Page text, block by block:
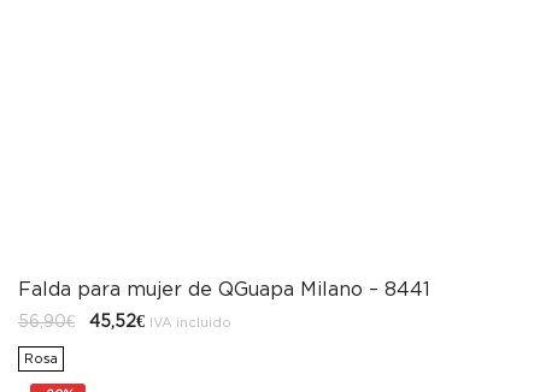
Falda para mujer de QGuapa Milano – 8441
56,90€
El
56,90€.
45,52€ElIVA incluido
Rosa